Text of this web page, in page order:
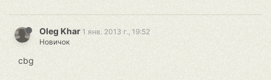
Oleg Khar 1 янв. 2013 г., 19:52
Новичок
cbg